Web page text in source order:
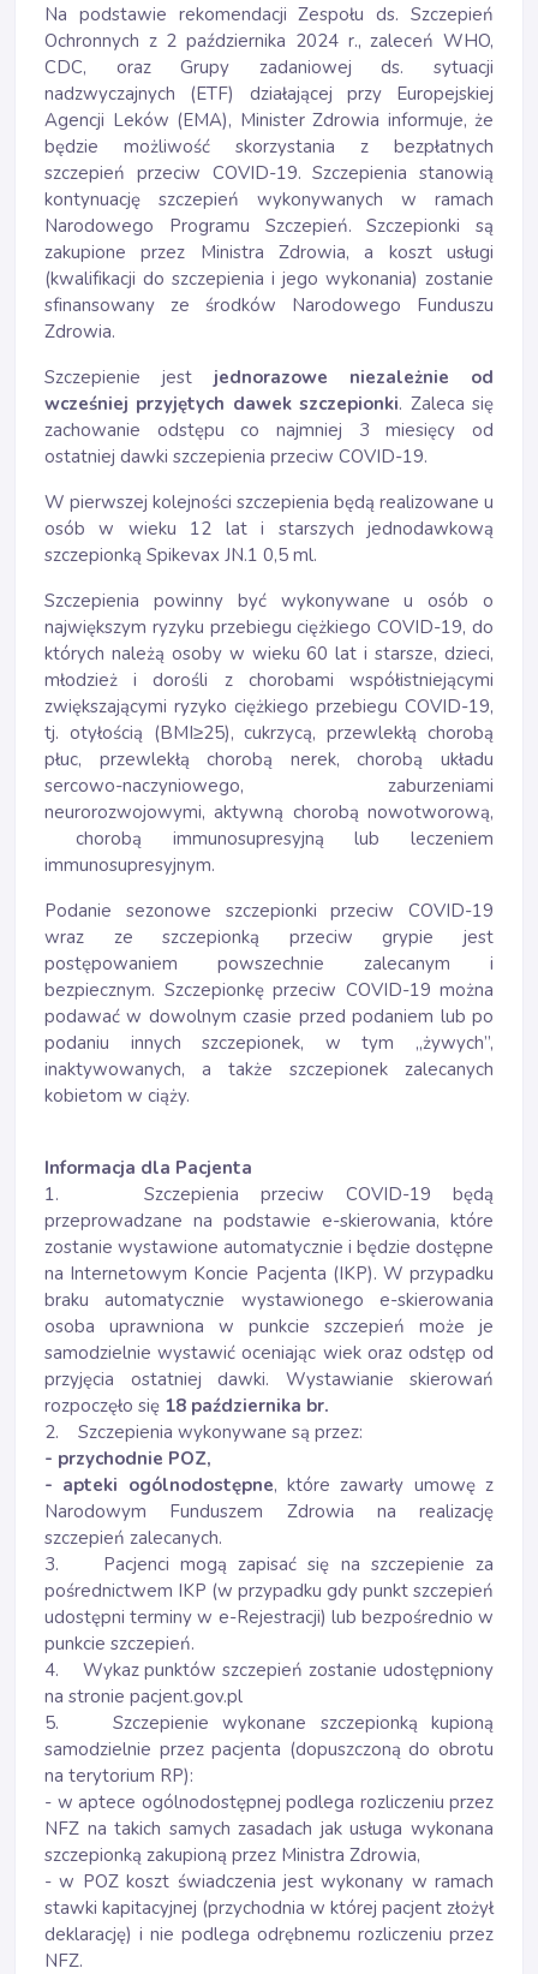
Na podstawie rekomendacji Zespołu ds. Szczepień
Ochronnych z 2 października 2024 r., zaleceń WHO,
CDC, oraz Grupy zadaniowej ds. sytuacji
nadzwyczajnych (ETF) działającej przy Europejskiej
Agencji Leków (EMA), Minister Zdrowia informuje, że
będzie możliwość skorzystania z bezpłatnych
szczepień przeciw COVID-19. Szczepienia stanowią
kontynuację szczepień wykonywanych w ramach
Narodowego Programu Szczepień. Szczepionki są
zakupione przez Ministra Zdrowia, a koszt usługi
(kwalifikacji do szczepienia i jego wykonania) zostanie
sfinansowany ze środków Narodowego Funduszu
Zdrowia.
Szczepienie jest jednorazowe niezależnie od
wcześniej przyjętych dawek szczepionki. Zaleca się
zachowanie odstępu co najmniej 3 miesięcy od
ostatniej dawki szczepienia przeciw COVID-19.
W pierwszej kolejności szczepienia będą realizowane u
osób w wieku 12 lat i starszych jednodawkową
szczepionką Spikevax JN.1 0,5 ml.
Szczepienia powinny być wykonywane u osób o
największym ryzyku przebiegu ciężkiego COVID-19, do
których należą osoby w wieku 60 lat i starsze, dzieci,
młodzież i dorośli z chorobami współistniejącymi
zwiększającymi ryzyko ciężkiego przebiegu COVID-19,
tj. otyłością (BMI≥25), cukrzycą, przewlekłą chorobą
płuc, przewlekłą chorobą nerek, chorobą układu
sercowo-naczyniowego, zaburzeniami
neurorozwojowymi, aktywną chorobą nowotworową,
chorobą immunosupresyjną lub leczeniem
immunosupresyjnym.
Podanie sezonowe szczepionki przeciw COVID-19
wraz ze szczepionką przeciw grypie jest
postępowaniem powszechnie zalecanym i
bezpiecznym. Szczepionkę przeciw COVID-19 można
podawać w dowolnym czasie przed podaniem lub po
podaniu innych szczepionek, w tym „żywych”,
inaktywowanych, a także szczepionek zalecanych
kobietom w ciąży.
Informacja dla Pacjenta
1. Szczepienia przeciw COVID-19 będą
przeprowadzane na podstawie e-skierowania, które
zostanie wystawione automatycznie i będzie dostępne
na Internetowym Koncie Pacjenta (IKP). W przypadku
braku automatycznie wystawionego e-skierowania
osoba uprawniona w punkcie szczepień może je
samodzielnie wystawić oceniając wiek oraz odstęp od
przyjęcia ostatniej dawki. Wystawianie skierowań
rozpoczęło się 18 października br.
2. Szczepienia wykonywane są przez:
- przychodnie POZ,
- apteki ogólnodostępne, które zawarły umowę z
Narodowym Funduszem Zdrowia na realizację
szczepień zalecanych.
3. Pacjenci mogą zapisać się na szczepienie za
pośrednictwem IKP (w przypadku gdy punkt szczepień
udostępni terminy w e-Rejestracji) lub bezpośrednio w
punkcie szczepień.
4. Wykaz punktów szczepień zostanie udostępniony
na stronie pacjent.gov.pl
5. Szczepienie wykonane szczepionką kupioną
samodzielnie przez pacjenta (dopuszczoną do obrotu
na terytorium RP):
- w aptece ogólnodostępnej podlega rozliczeniu przez
NFZ na takich samych zasadach jak usługa wykonana
szczepionką zakupioną przez Ministra Zdrowia,
- w POZ koszt świadczenia jest wykonany w ramach
stawki kapitacyjnej (przychodnia w której pacjent złożył
deklarację) i nie podlega odrębnemu rozliczeniu przez
NFZ.